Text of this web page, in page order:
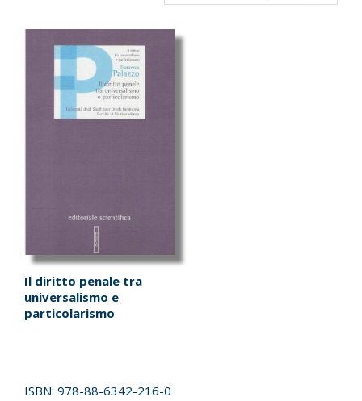
Il diritto penale tra
universalismo e
particolarismo
ISBN: 978-88-6342-216-0